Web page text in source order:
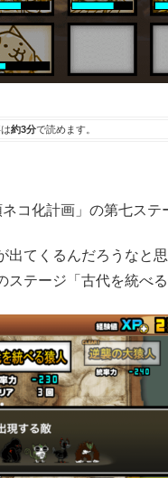
約3分で読めます。
コ化計画」の第七ステ
てくるんだろうなと
テージ「古代を統べる